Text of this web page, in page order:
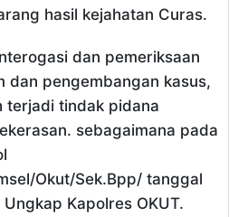
hasil kejahatan Curas.
dan pemeriksaan
dan pengembangan kasus,
terjadi tindak pidana
sebagaimana pada
Okut/Sek.Bpp/ tanggal
Kapolres OKUT.